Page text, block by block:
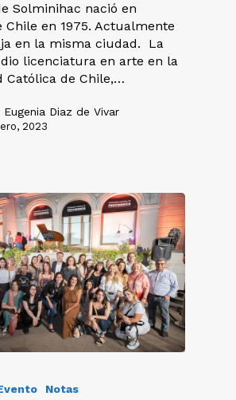
Solminihac nació en
Chile en 1975. Actualmente
en la misma ciudad. La
licenciatura en arte en la
Católica de Chile,…
Eugenia Diaz de Vivar
2023
Notas